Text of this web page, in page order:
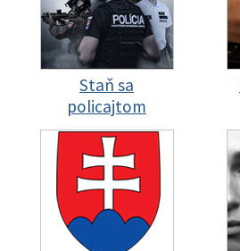
Staň sa
policajtom